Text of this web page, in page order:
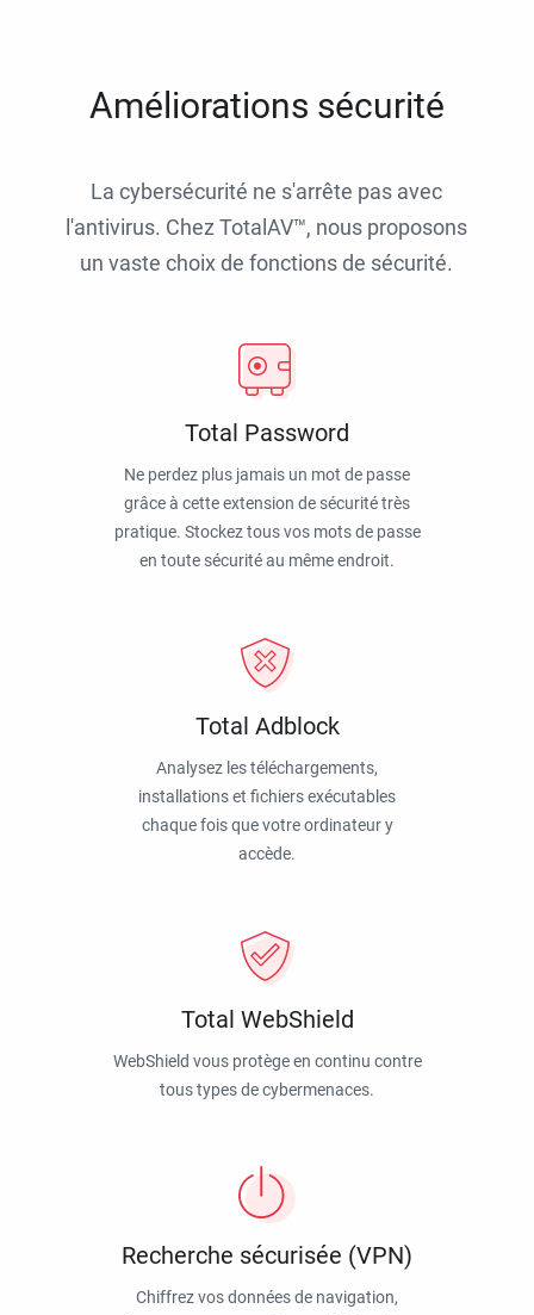
Améliorations sécurité
La cybersécurité ne s'arrête pas avec
l'antivirus. Chez TotalAV™, nous proposons
un vaste choix de fonctions de sécurité.
Total Password
Ne perdez plus jamais un mot de passe
grâce à cette extension de sécurité très
pratique. Stockez tous vos mots de passe
en toute sécurité au même endroit.
Total Adblock
Analysez les téléchargements,
installations et fichiers exécutables
chaque fois que votre ordinateur y
accède.
Total WebShield
WebShield vous protège en continu contre
tous types de cybermenaces.
Recherche sécurisée (VPN)
Chiffrez vos données de navigation,